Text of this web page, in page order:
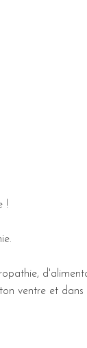
!
ventre et dans